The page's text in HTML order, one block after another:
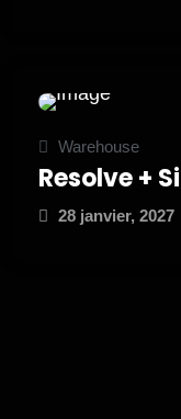
Warehouse
Resolve +
28 janvier, 2027